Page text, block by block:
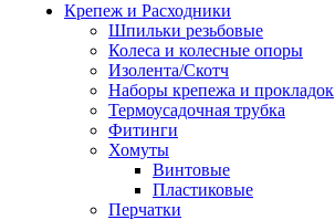
Крепеж и Расходники
Шпильки резьбовые
Колеса и колесные опоры
Изолента/Скотч
Наборы крепежа и прокладок
Термоусадочная трубка
Фитинги
Хомуты
Винтовые
Пластиковые
Перчатки